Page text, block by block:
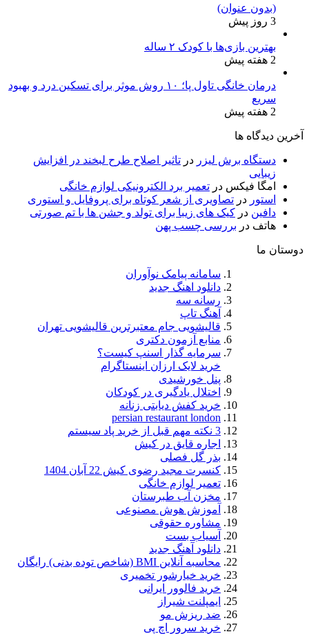
(بدون عنوان)
3 روز پیش
بهترین بازی‌ها با کودک ۲ ساله
2 هفته پیش
درمان خانگی تاول پا؛ ۱۰ روش موثر برای تسکین درد و بهبود
سریع
2 هفته پیش
آخرین دیدگاه ها
دستگاه برش لیزر در تاثیر اصلاح طرح لبخند در افزایش
زیبایی
امگا فیکس در تعمیر برد الکترونیکی لوازم خانگی
استور در تصاویری از شعر کوتاه برای پروفایل و استوری
دافین در کیک های زیبا برای تولد و جشن ها با تم صورتی
هاتف در بررسی چسب پهن
دوستان ما
سامانه پیامک نوآوران
دانلود اهنگ جدید
رسانه سه
آهنگ تاپ
قالیشویی جام معتبرترین قالیشویی تهران
منابع آزمون دکتری
سرمایه گذار اسنپ کیست؟
خرید لایک ارزان اینستاگرام
پنل خورشیدی
اختلال یادگیری در کودکان
خرید کفش دیابتی زنانه
persian restaurant london
3 نکته مهم قبل از خرید پاد سیستم
اجاره قایق در کیش
بذر گل فصلی
کنسرت مجید رضوی کیش 22 آبان 1404
تعمیر لوازم خانگی
مخزن آب طبرستان
آموزش هوش مصنوعی
مشاوره حقوقی
آسیاب بست
دانلود آهنگ جدید
محاسبه آنلاین BMI (شاخص توده بدنی) رایگان
خرید خیارشور تخمیری
خرید فالوور ایرانی
ایمپلنت شیراز
ضد ریزش مو
خرید سرور اچ پی